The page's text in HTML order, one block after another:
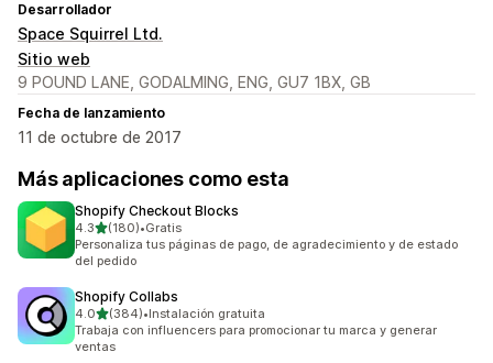
Desarrollador
Space Squirrel Ltd.
Sitio web
9 POUND LANE, GODALMING, ENG, GU7 1BX, GB
Fecha de lanzamiento
11 de octubre de 2017
Más aplicaciones como esta
Shopify Checkout Blocks
4.3de 5 estrellas
(180)
180 reseñas en total
•Gratis
Personaliza tus páginas de pago, de agradecimiento y de estado
del pedido
Shopify Collabs
4.0de 5 estrellas
(384)
384 reseñas en total
•Instalación gratuita
Trabaja con influencers para promocionar tu marca y generar
ventas